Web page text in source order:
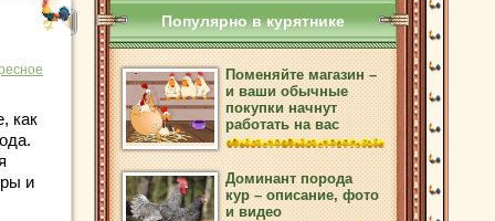
как
и
Популярно в курятнике
Поменяйте магазин –
и ваши обычные
покупки начнут
работать на вас
Доминант порода
кур – описание, фото
и видео